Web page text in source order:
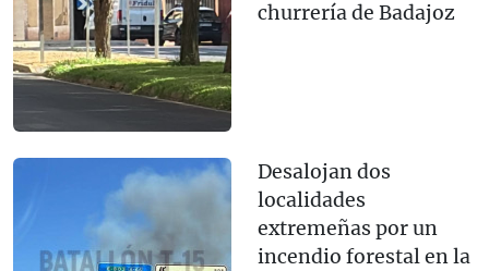
churrería de Badajoz
Desalojan dos
localidades
extremeñas por un
incendio forestal en la